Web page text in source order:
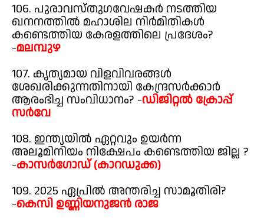
106. പുരാവസ്തുഗവേഷകർ നടത്തിയ
ഖനനത്തിൽ മഹാശില നിർമിതികൾ
കണ്ടെത്തിയ കേരളത്തിലെ പ്രദേശം?
-മലമ്പുഴ
107. കൃത്യമായ വിളവിവരങ്ങൾ
ശേഖരിക്കുന്നതിനായി കേന്ദ്രസർക്കാർ
ആരംഭിച്ച സംവിധാനം? -ഡിജിറ്റൽ ക്രോപ്പ്
സർവേ
108. ഇന്ത്യയിൽ ഏറ്റവും ഉയർന്ന
അലൂമിനിയം നിക്ഷേപം കണ്ടെത്തിയ ജില്ല ?
-കാസർഗോഡ് (കാറഡുക്ക)
109. 2025 ഏപ്രിൽ അന്തരിച്ച സാമൂതിരി?
-കെസി ഉണ്ണിയനുജൻ രാജ